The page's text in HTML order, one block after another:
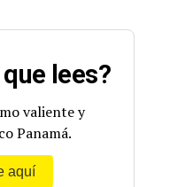
lees?
valiente y
Panamá.
aquí